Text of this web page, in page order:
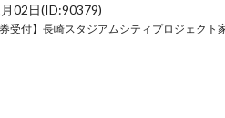
02日(ID:90379)